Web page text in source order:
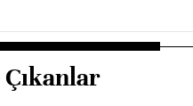
Çıkanlar